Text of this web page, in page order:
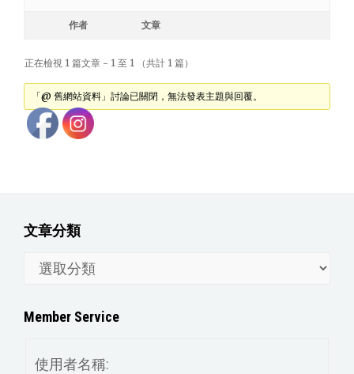
作者 文章
正在檢視 1 篇文章 - 1 至 1 （共計 1 篇）
「@ 舊網站資料」討論已關閉，無法發表主題與回覆。
文章分類
分
Member Service
使用者名稱: